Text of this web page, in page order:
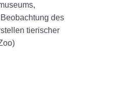
des
tierischer